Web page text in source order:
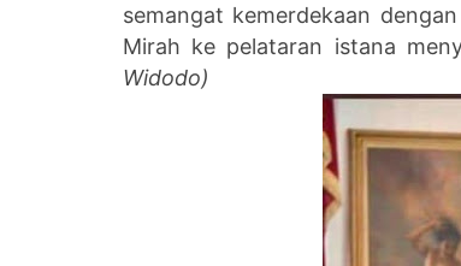
semangat kemerdekaan
Mirah ke pelataran istana
Widodo)